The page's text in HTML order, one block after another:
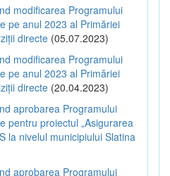
modificarea Programului
pe anul 2023 al Primăriei
directe (05.07.2023)
modificarea Programului
pe anul 2023 al Primăriei
directe (20.04.2023)
aprobarea Programului
pentru proiectul „Asigurarea
la nivelul municipiului Slatina
aprobarea Programului